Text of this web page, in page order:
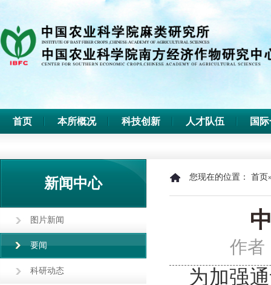
首页 本所概况 科技创新 人才队伍 国
新闻中心
图片新闻
要闻
科研动态
您现在的位置： 首页
作者
为加强